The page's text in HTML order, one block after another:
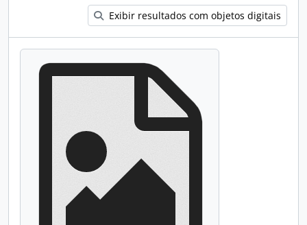
Exibir resultados com objetos digitais